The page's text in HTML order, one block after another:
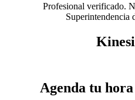
Profesional verificado.
Superintendencia
Agenda tu hora